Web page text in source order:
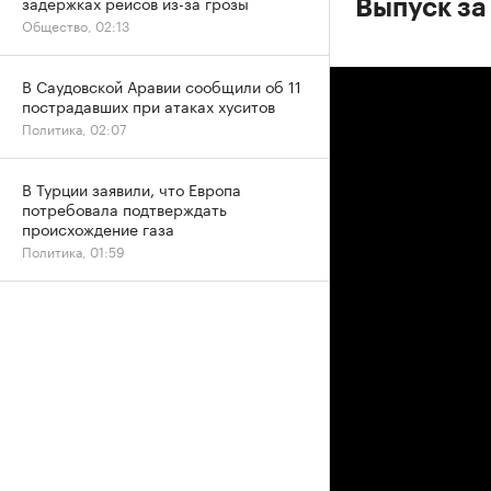
Выпуск
Общество, 02:13
В Саудовской Аравии сообщили об 11
пострадавших при атаках хуситов
Политика, 02:07
В Турции заявили, что Европа
потребовала подтверждать
происхождение газа
Политика, 01:59